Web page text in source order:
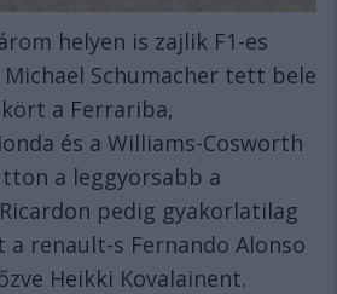
helyen is zajlik F1-es
Schumacher tett bele
a Ferrariba,
és a Williams-Cosworth
a leggyorsabb a
pedig gyakorlatilag
renault-s Fernando Alonso
Heikki Kovalainent.